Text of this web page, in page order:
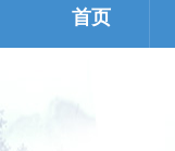
首页